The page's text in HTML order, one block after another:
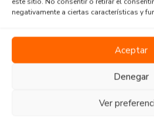
negativamente a ciertas características y
Aceptar
Denegar
Ver
...